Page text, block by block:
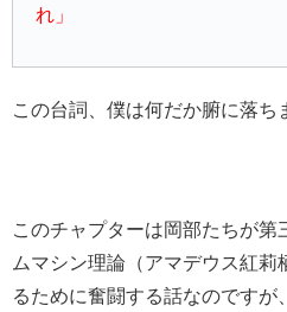
れ」
この台詞、僕は何だか腑に落ち
このチャプターは岡部たちが第
ムマシン理論（アマデウス紅莉
るために奮闘する話なのです